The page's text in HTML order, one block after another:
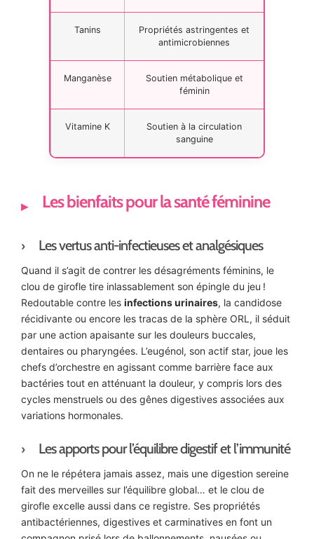
Tanins
Propriétés astringentes et
antimicrobiennes
Manganèse
Soutien métabolique et
féminin
Vitamine K
Soutien à la circulation
sanguine
Les bienfaits pour la santé féminine
Les vertus anti-infectieuses et analgésiques
Quand il s’agit de contrer les désagréments féminins, le
clou de girofle tire inlassablement son épingle du jeu !
Redoutable contre les infections urinaires, la candidose
récidivante ou encore les tracas de la sphère ORL, il séduit
par une action apaisante sur les douleurs buccales,
dentaires ou pharyngées. L’eugénol, son actif star, joue les
chefs d’orchestre en agissant comme barrière face aux
bactéries tout en atténuant la douleur, y compris lors des
cycles menstruels ou des gênes digestives associées aux
variations hormonales.
Les apports pour l’équilibre digestif et l’immunité
On ne le répétera jamais assez, mais une digestion sereine
fait des merveilles sur l’équilibre global… et le clou de
girofle excelle aussi dans ce registre. Ses propriétés
antibactériennes, digestives et carminatives en font un